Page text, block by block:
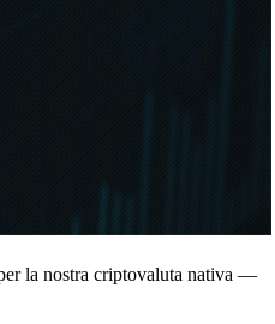
la nostra criptovaluta nativa —